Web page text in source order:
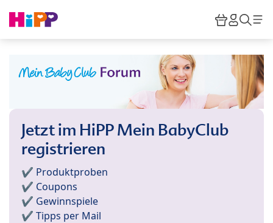
HiPP
Jetzt im HiPP Mein BabyClub
registrieren
✔️ Produktproben
✔️ Coupons
✔️ Gewinnspiele
✔️ Tipps per Mail